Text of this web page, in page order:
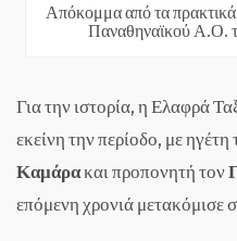
Απόκομμα από τα
Παναθηναϊκού Α.Ο.
Για την ιστορία, η Ελαφρά
εκείνη την περίοδο, με ηγέτη
Καμάρακαι προπονητή τον
επόμενη χρονιά μετακόμισε